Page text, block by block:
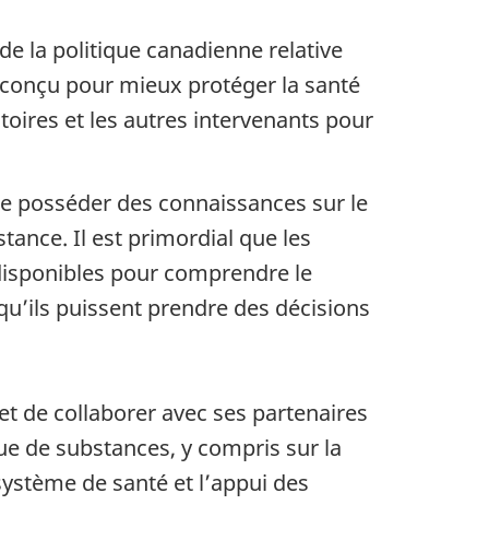
la politique canadienne relative
pour mieux protéger la santé
et les autres intervenants pour
posséder des connaissances sur le
Il est primordial que les
pour comprendre le
puissent prendre des décisions
de collaborer avec ses partenaires
de substances, y compris sur la
de santé et l’appui des